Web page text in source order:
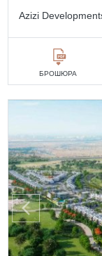
Azizi
БРОШЮРА